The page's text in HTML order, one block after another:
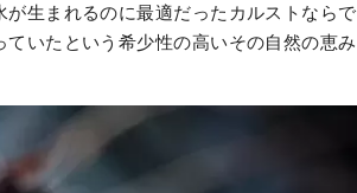
生まれるのに最適だったカルストならで
いたという希少性の高いその自然の恵み